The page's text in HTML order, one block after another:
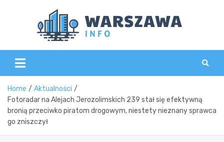
Home
Aktualności
Fotoradar na Alejach Jerozolimskich 239 stał się efektywną
bronią przeciwko piratom drogowym, niestety nieznany sprawca
go zniszczył